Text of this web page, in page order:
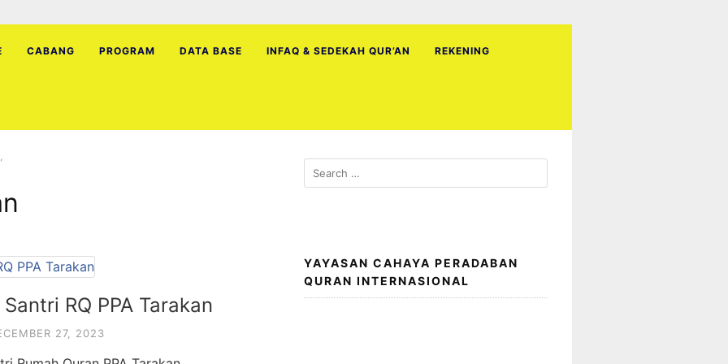
CABANG PROGRAM DATA BASE INFAQ & SEDEKAH QUR’AN REKENING
RQ PPA Tarakan
27, 2023
Search
for:
YAYASAN CAHAYA PERADABAN
QURAN INTERNASIONAL